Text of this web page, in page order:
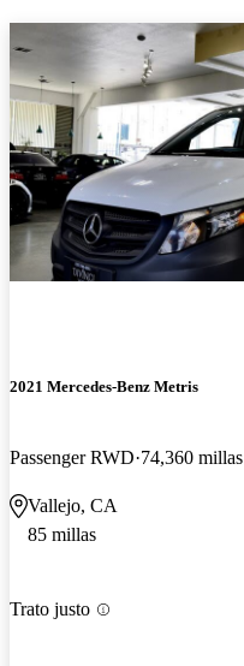
2021 Mercedes-Benz Metris
Passenger RWD 74,360 millas
Vallejo, CA
85 millas
Trato justo